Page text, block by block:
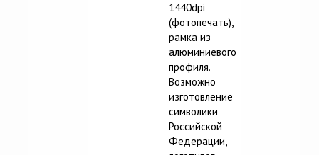
1440dpi
(фотопечать),
рамка из
алюминиевого
профиля.
Возможно
изготовление
символики
Российской
Федерации,